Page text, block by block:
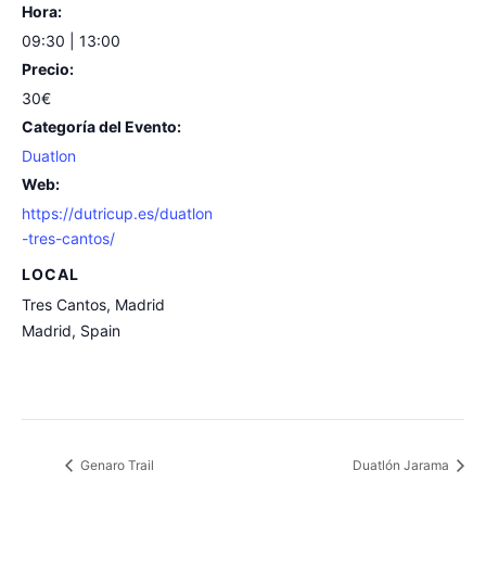
Hora:
09:30 | 13:00
Precio:
30€
Categoría del Evento:
Duatlon
Web:
https://dutricup.es/duatlon
-tres-cantos/
LOCAL
Tres Cantos, Madrid
Madrid, Spain
Genaro Trail Duatlón Jarama